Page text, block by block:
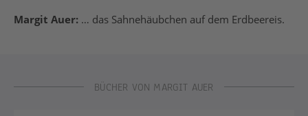
Margit Auer: … das Sahnehäubchen auf dem Erdbeereis.
BÜCHER VON MARGIT AUER